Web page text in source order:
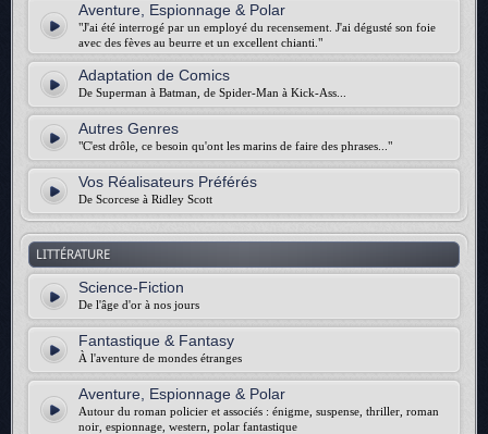
Aventure, Espionnage & Polar
"J'ai été interrogé par un employé du recensement. J'ai dégusté son foie
avec des fèves au beurre et un excellent chianti."
Adaptation de Comics
De Superman à Batman, de Spider-Man à Kick-Ass...
Autres Genres
"C'est drôle, ce besoin qu'ont les marins de faire des phrases..."
Vos Réalisateurs Préférés
De Scorcese à Ridley Scott
LITTÉRATURE
Science-Fiction
De l'âge d'or à nos jours
Fantastique & Fantasy
À l'aventure de mondes étranges
Aventure, Espionnage & Polar
Autour du roman policier et associés : énigme, suspense, thriller, roman
noir, espionnage, western, polar fantastique